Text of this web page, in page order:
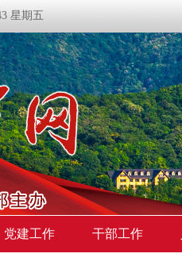
星期五
党建工作 干部工作